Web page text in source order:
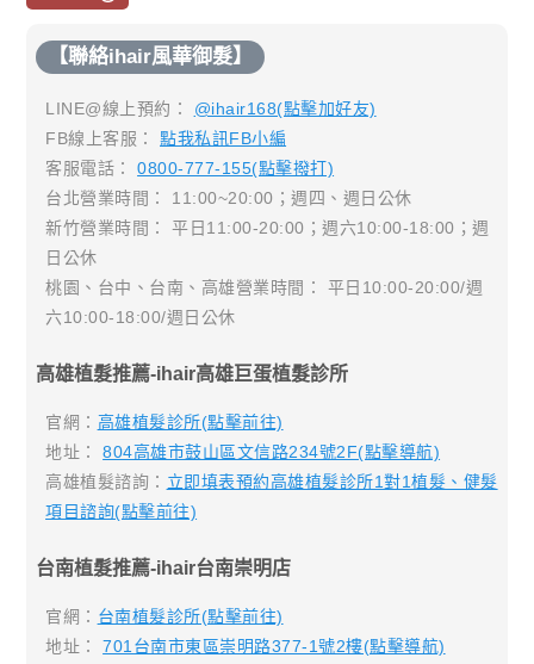
【聯絡ihair風華御髮】
LINE@線上預約： @ihair168(點擊加好友)
FB線上客服：點我私訊FB小編
客服電話：0800-777-155(點擊撥打)
台北營業時間： 11:00~20:00；週四、週日公休
新竹營業時間： 平日11:00-20:00；週六10:00-18:00；週
日公休
桃園、台中、台南、高雄營業時間： 平日10:00-20:00/週
六10:00-18:00/週日公休
高雄植髮推薦-ihair高雄巨蛋植髮診所
官網： 高雄植髮診所(點擊前往)
地址：804高雄市鼓山區文信路234號2F(點擊導航)
高雄植髮諮詢： 立即填表預約高雄植髮診所1對1植髮、健髮
項目諮詢(點擊前往)
台南植髮推薦-ihair台南崇明店
官網： 台南植髮診所(點擊前往)
地址：701台南市東區崇明路377-1號2樓(點擊導航)